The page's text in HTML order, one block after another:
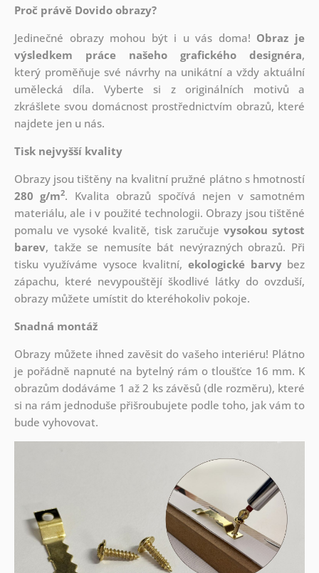
Proč právě Dovido obrazy?
Jedinečné obrazy mohou být i u vás doma! Obraz je
výsledkem práce našeho grafického designéra,
který proměňuje své návrhy na unikátní a vždy aktuální
umělecká díla. Vyberte si z originálních motivů a
zkrášlete svou domácnost prostřednictvím obrazů, které
najdete jen u nás.
Tisk nejvyšší kvality
Obrazy jsou tištěny na kvalitní pružné plátno s hmotností
280 g/m2. Kvalita obrazů spočívá nejen v samotném
materiálu, ale i v použité technologii. Obrazy jsou tištěné
pomalu ve vysoké kvalitě, tisk zaručuje vysokou sytost
barev, takže se nemusíte bát nevýrazných obrazů. Při
tisku využíváme vysoce kvalitní,ekologické barvybez
zápachu, které nevypouštějí škodlivé látky do ovzduší,
obrazy můžete umístit do kteréhokoliv pokoje.
Snadná montáž
Obrazy můžete ihned zavěsit do vašeho interiéru! Plátno
je pořádně napnuté na bytelný rám o tloušťce 16 mm. K
obrazům dodáváme 1 až 2 ks závěsů (dle rozměru), které
si na rám jednoduše přišroubujete podle toho, jak vám to
bude vyhovovat.